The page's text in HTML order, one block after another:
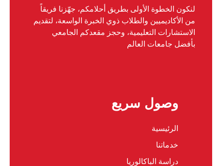
لنكون الخطوة الأولى بطريق أحلامكم، جهّزنا فريقاً
من الأكاديميين والطلاب ذوي الخبرة الواسعة، لتقديم
الاستشارات التعليمية، وحجز مقعدكم الجامعي
بأفضل جامعات العالم
وصول سريع
الرئيسية
خدماتنا
دراسة الباكالوريا